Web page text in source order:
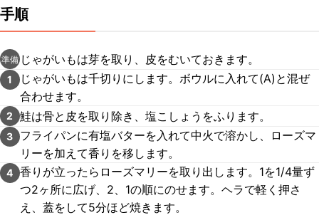
手順
準備 じゃがいもは芽を取り、皮をむいておきます。
1
じゃがいもは千切りにします。ボウルに入れて(A)と混ぜ
合わせます。
2 鮭は骨と皮を取り除き、塩こしょうをふります。
3
フライパンに有塩バターを入れて中火で溶かし、ローズマ
リーを加えて香りを移します。
4 香りが立ったらローズマリーを取り出します。1を1/4量ず
つ2ヶ所に広げ、2、1の順にのせます。ヘラで軽く押さ
え、蓋をして5分ほど焼きます。